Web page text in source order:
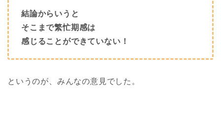
結論からいうと
そこまで繁忙期感は
感じることができていない！
というのが、みんなの意見でした。